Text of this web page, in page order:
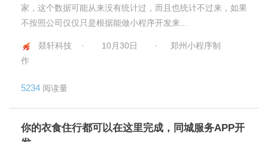
家，这个数据可能从来没有统计过，而且也统计不过来，如果
不按照公司仅仅只是根据能做小程序开发来...
燚轩科技 · 10月30日 ·
郑州小程序制
作
5234 阅读量
你的衣食住行都可以在这里完成，同城服务APP开